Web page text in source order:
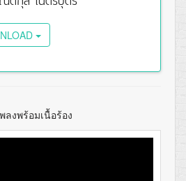
พลงพร้อมเนื้อร้อง